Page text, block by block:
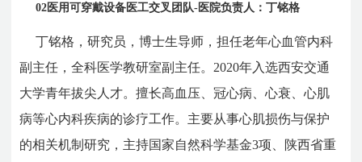
02医用可穿戴设备医工交叉团队-医院负责人：丁铭格
丁铭格，研究员，博士生导师，担任老年心血管内科
副主任，全科医学教研室副主任。 2020年入选西安交通
大学青年拔尖人才。擅长高血压、冠心病、心衰、心肌
病等心内科疾病的诊疗工作。主要从事心肌损伤与保护
的相关机制研究，主持国家自然科学基金3项、陕西省重